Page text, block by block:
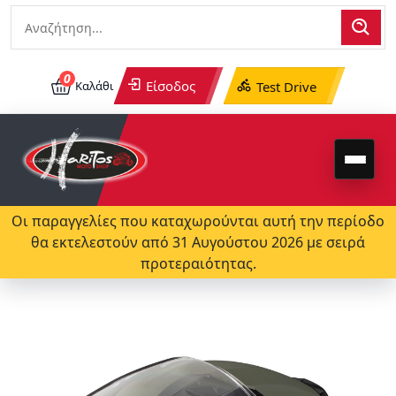
0 Καλάθι Είσοδος Test Drive
Οι παραγγελίες που καταχωρούνται αυτή την περίοδο
θα εκτελεστούν από 31 Αυγούστου 2026 με σειρά
προτεραιότητας.